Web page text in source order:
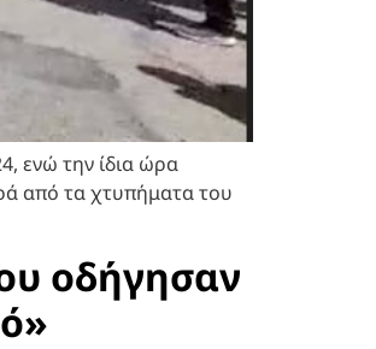
ενώ την ίδια ώρα
από τα χτυπήματα του
οδήγησαν